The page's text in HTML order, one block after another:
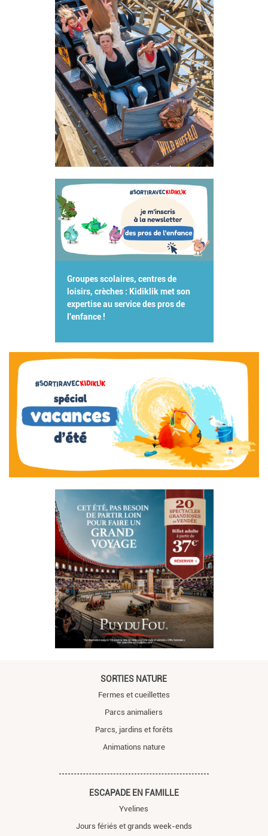
Groupes scolaires, centres de
loisirs, crèches : Kidiklik met son
expertise au service des pros de
l'enfance !
SORTIES NATURE
Fermes et cueillettes
Parcs animaliers
Parcs, jardins et forêts
Animations nature
ESCAPADE EN FAMILLE
Yvelines
Jours fériés et grands week-ends